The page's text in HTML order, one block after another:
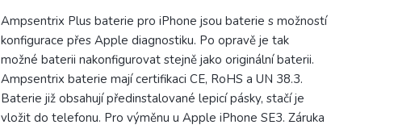
Ampsentrix Plus baterie pro iPhone jsou baterie s možností
konfigurace přes Apple diagnostiku. Po opravě je tak
možné baterii nakonfigurovat stejně jako originální baterii.
Ampsentrix baterie mají certifikaci CE, RoHS a UN 38.3.
Baterie již obsahují předinstalované lepicí pásky, stačí je
vložit do telefonu. Pro výměnu u Apple iPhone SE3. Záruka